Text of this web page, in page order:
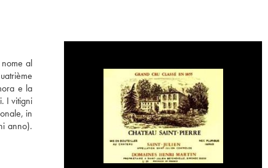
al
e la
I vitigni
in
anno).